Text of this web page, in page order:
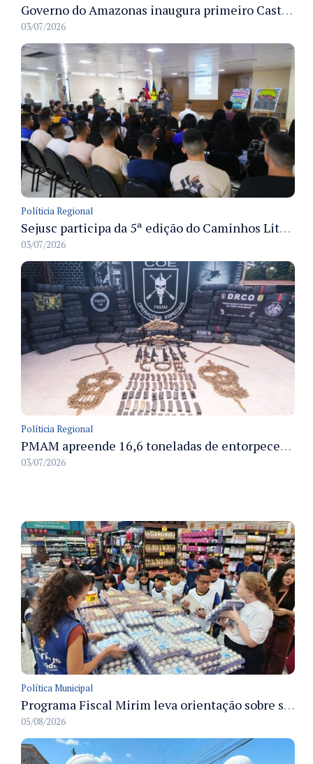
Governo do Amazonas inaugura primeiro Castramóvel Fluvial para atendimento veterinário às comunidades ribeirinhas e castração gratuita
03/07/2026
Políticia Regional
Sejusc participa da 5ª edição do Caminhos Literários com foco na cultura hip-hop nas unidades socioeducativas
03/07/2026
Políticia Regional
PMAM apreende 16,6 toneladas de entorpecentes e registra aumento nas prisões em flagrante e nas capturas de foragidos no primeiro semestre de 2026
03/07/2026
Política Municipal
Programa Fiscal Mirim leva orientação sobre segurança alimentar a alunos da rede municipal de Manaus
05/08/2026